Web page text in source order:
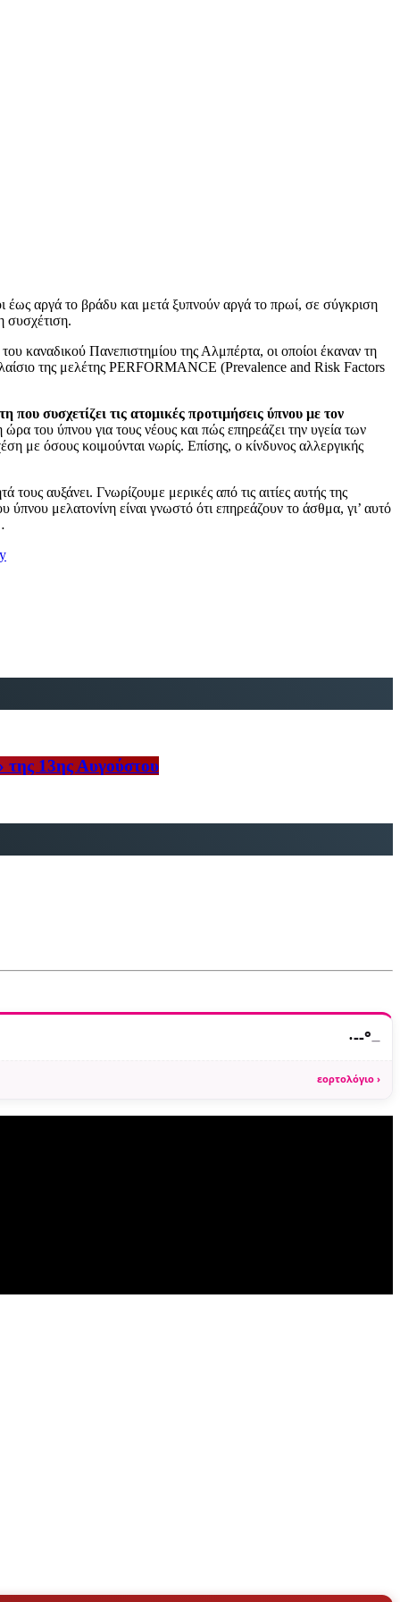
έως αργά το βράδυ και μετά ξυπνούν αργά το πρωί, σε σύγκριση
συσχέτιση.
καναδικού Πανεπιστημίου της Αλμπέρτα, οι οποίοι έκαναν τη
της μελέτης PERFORMANCE (Prevalence and Risk Factors
που συσχετίζει τις ατομικές προτιμήσεις ύπνου με τον
του ύπνου για τους νέους και πώς επηρεάζει την υγεία των
με όσους κοιμούνται νωρίς. Επίσης, ο κίνδυνος αλλεργικής
αυξάνει. Γνωρίζουμε μερικές από τις αιτίες αυτής της
ύπνου μελατονίνη είναι γνωστό ότι επηρεάζουν το άσθμα, γι’ αυτό
της 13ης Αυγούστου
·--°—
εορτολόγιο ›